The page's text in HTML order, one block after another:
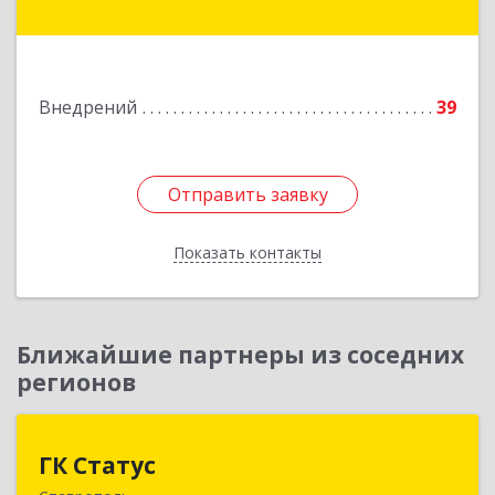
Внедрений 39
Отправить заявку
Показать контакты
Отправить заявку
Назад
Ближайшие партнеры из соседних
регионов
ГК Статус